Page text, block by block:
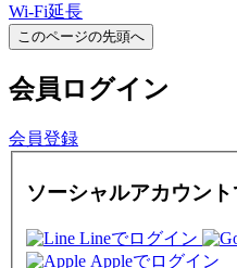
Wi-Fi延長
このページの先頭へ
会員 ログイン
会員登録
ソーシャルアカウン
Lineでログイン
Appleでログイン